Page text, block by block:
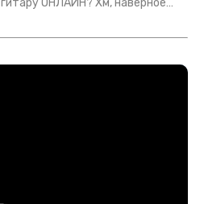
гитару ОНЛАЙН? Хм, наверное
застрахован. Случись что -